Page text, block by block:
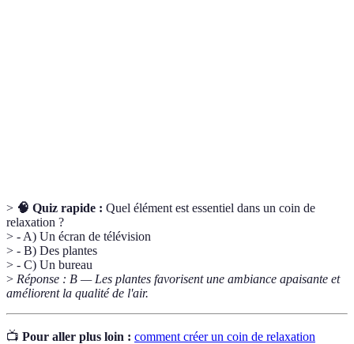
> 🧠 Quiz rapide : Quel élément est essentiel dans un coin de
relaxation ?
> - A) Un écran de télévision
> - B) Des plantes
> - C) Un bureau
> Réponse : B — Les plantes favorisent une ambiance apaisante et
améliorent la qualité de l'air.
📺 Pour aller plus loin : comment créer un coin de relaxation